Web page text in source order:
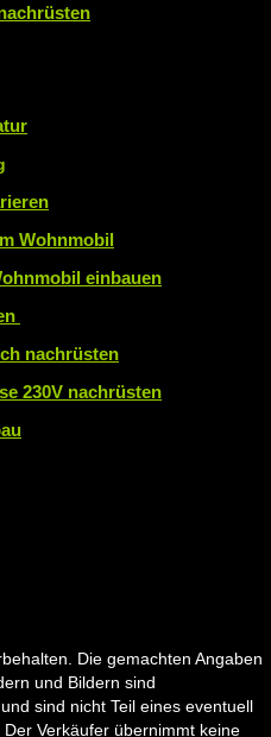
Wohnmobil
einbauen
nachrüsten
230V nachrüsten
Die gemachten Angaben
und Bildern sind
sind nicht Teil eines eventuell
Verkäufer übernimmt keine